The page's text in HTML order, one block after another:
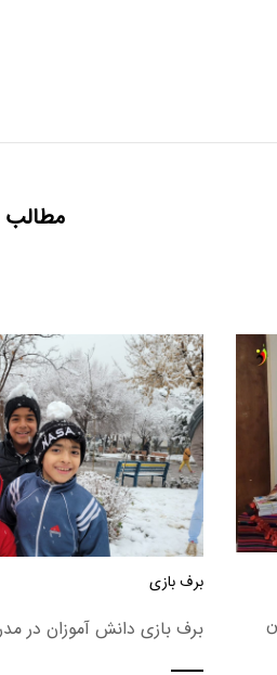
مطالب
برف بازی
برف بازی دانش آموزان در